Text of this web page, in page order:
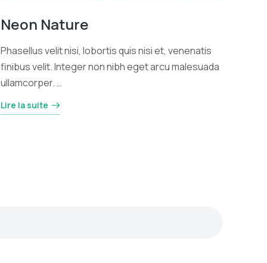
Neon Nature
Phasellus velit nisi, lobortis quis nisi et, venenatis
finibus velit. Integer non nibh eget arcu malesuada
ullamcorper. …
Lire la suite